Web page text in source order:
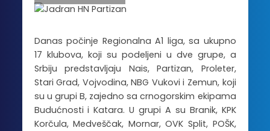
Danas počinje Regionalna A1 liga, sa ukupno
17 klubova, koji su podeljeni u dve grupe, a
Srbiju predstavljaju Nais, Partizan, Proleter,
Stari Grad, Vojvodina, NBG Vukovi i Zemun, koji
su u grupi B, zajedno sa crnogorskim ekipama
Budućnosti i Katara. U grupi A su Branik, KPK
Korčula, Medveščak, Mornar, OVK Split, POŠK,